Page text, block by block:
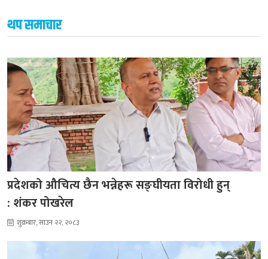
थप समाचार
प्रदेशको औचित्य छैन भन्नेहरू सङ्घीयता विरोधी हुन्
: शंकर पोखरेल
शुक्रबार, साउन २२, २०८३